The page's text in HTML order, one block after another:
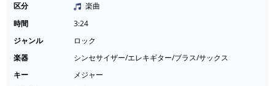
区分
楽曲
時間
3:24
ジャンル
ロック
楽器
シンセサイザー/エレキギター/ブラス/サックス
キー
メジャー